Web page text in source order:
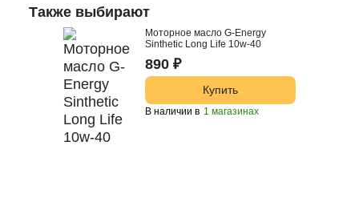
Также выбирают
Моторное масло G-Energy
Sinthetic Long Life 10w-40
890 ₽
Купить
В наличии в 1 магазинах